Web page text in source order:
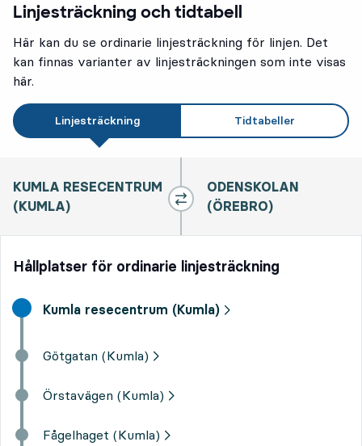
Linjesträckning och tidtabell
Här kan du se ordinarie linjesträckning för linjen. Det
kan finnas varianter av linjesträckningen som inte visas
här.
Linjesträckning Tidtabeller
KUMLA RESECENTRUM
(KUMLA)
ODENSKOLAN
(ÖREBRO)
Hållplatser för ordinarie linjesträckning
Start destination,
Kumla resecentrum (Kumla)
Götgatan (Kumla)
Örstavägen (Kumla)
Fågelhaget (Kumla)